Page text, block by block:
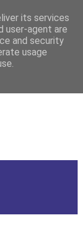
its services
user-agent are
and security
usage